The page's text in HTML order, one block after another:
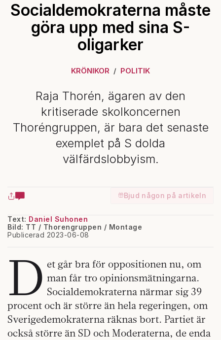
Socialdemokraterna måste
göra upp med sina S-
oligarker
KRÖNIKOR POLITIK
Raja Thorén, ägaren av den
kritiserade skolkoncernen
Thoréngruppen, är bara det senaste
exemplet på S dolda
välfärdslobbyism.
Bjud någon på artikeln
Text: Daniel Suhonen
Publicerad 2023-06-08
Bild: TT / Thorengruppen / Montage
D et går bra för oppositionen nu, om
man får tro opinionsmätningarna.
Socialdemokraterna närmar sig 39
procent och är större än hela regeringen, om
Sverigedemokraterna räknas bort. Partiet är
också större än SD och Moderaterna, de enda